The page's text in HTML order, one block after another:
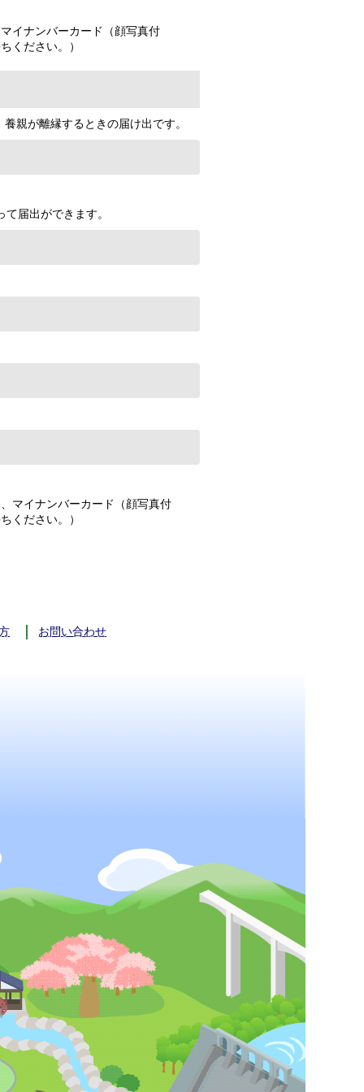
イナンバーカード（顔写真付
ください。）
親が離縁するときの届け出です。
届出ができます。
マイナンバーカード（顔写真付
ください。）
お問い合わせ